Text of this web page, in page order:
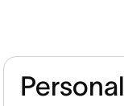
Personal